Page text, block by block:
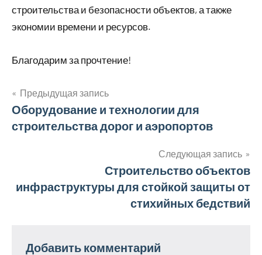
строительства и безопасности объектов, а также
экономии времени и ресурсов.
Благодарим за прочтение!
Навигация
по
Предыдущая запись
Оборудование и технологии для
строительства дорог и аэропортов
Следующая запись
Строительство объектов
инфраструктуры для стойкой защиты от
стихийных бедствий
Добавить комментарий